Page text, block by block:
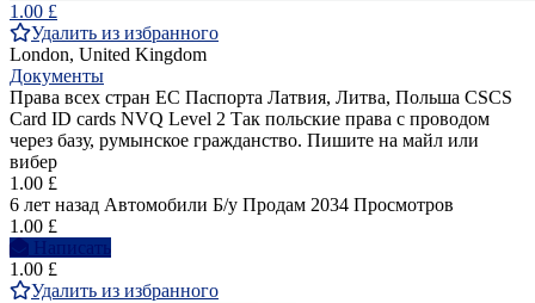
1.00 £
Удалить из избранного
London, United Kingdom
Документы
Права всех стран ЕС Паспорта Латвия, Литва, Польша CSCS
Card ID cards NVQ Level 2 Так польские права с проводом
через базу, румынское гражданство. Пишите на майл или
вибер
1.00 £
6 лет назад Автомобили Б/у Продам 2034 Просмотров
1.00 £
Написать
1.00 £
Удалить из избранного